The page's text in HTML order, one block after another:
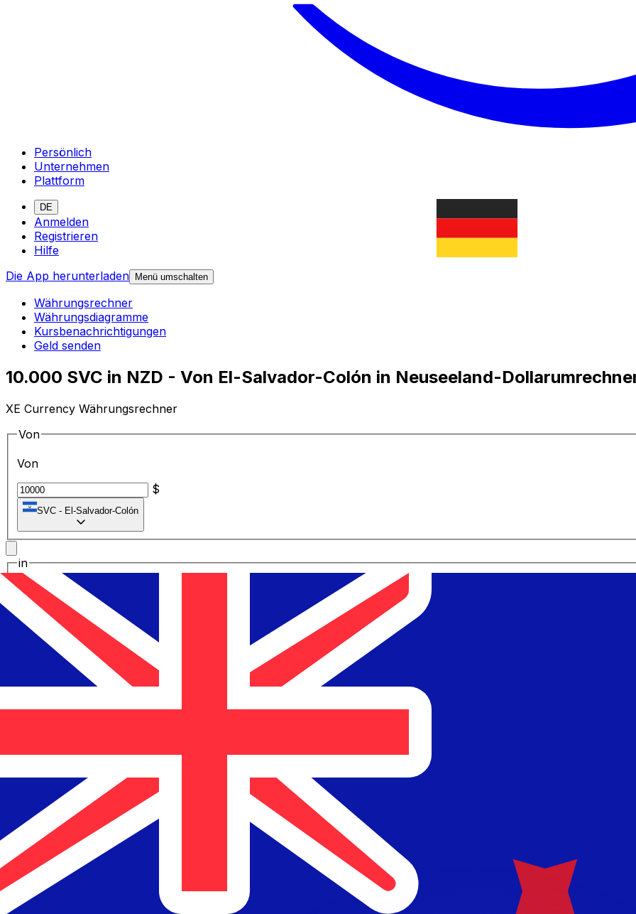
Persönlich
Unternehmen
Plattform
DE
Anmelden
Registrieren
Hilfe
Die App herunterladen
Menü umschalten
Währungsrechner
Währungsdiagramme
Kursbenachrichtigungen
Geld senden
10.000 SVC in NZD - Von El-Salvador-Colón in Neuseeland-
XE Currency Währungsrechner
Von
Von
$
SVC - El-Salvador-Colón
in
in
NZD Neuseeland-Dollar
1.00SVC= 0,194364
NZD
Mid-Market-Kurs um 04:50 UTC
Wir schlagen Konkurrenzkurse.
Termin für ein Gespräch vereinbaren
Wir verwenden den Mittelkurs für unseren Umrechner. Dies dient nur zu Informationszwecken. Diesen Kurs
Wusstest du, dass du mit Xe Geld ins Ausland schicken kannst?
Melde dich noch heute an